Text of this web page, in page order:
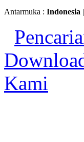
Antarmuka : Indonesia |
Kami